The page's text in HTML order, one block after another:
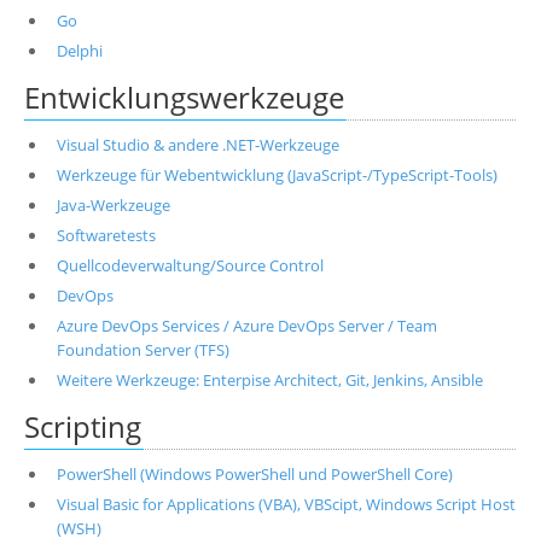
Go
Delphi
Entwicklungswerkzeuge
Visual Studio & andere .NET-Werkzeuge
Werkzeuge für Webentwicklung (JavaScript-/TypeScript-Tools)
Java-Werkzeuge
Softwaretests
Quellcodeverwaltung/Source Control
DevOps
Azure DevOps Services / Azure DevOps Server / Team
Foundation Server (TFS)
Weitere Werkzeuge: Enterpise Architect, Git, Jenkins, Ansible
Scripting
PowerShell (Windows PowerShell und PowerShell Core)
Visual Basic for Applications (VBA), VBScipt, Windows Script Host
(WSH)